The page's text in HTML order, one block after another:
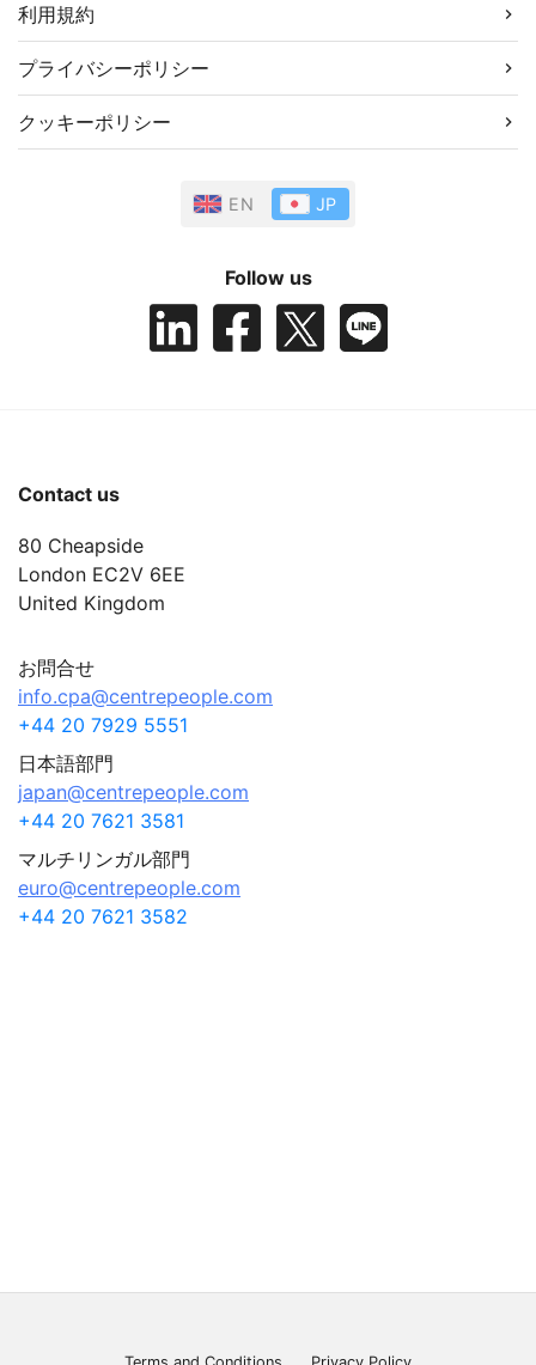
利用規約
プライバシーポリシー
クッキーポリシー
EN JP
Follow us
Contact us
80 Cheapside
London EC2V 6EE
United Kingdom
お問合せ
info.cpa@centrepeople.com
+44 20 7929 5551
日本語部門
japan@centrepeople.com
+44 20 7621 3581
マルチリンガル部門
euro@centrepeople.com
+44 20 7621 3582